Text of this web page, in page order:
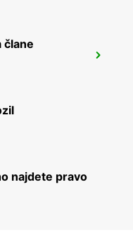
člane
najdete pravo